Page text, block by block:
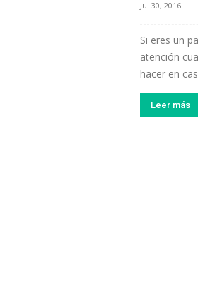
Jul 30, 2016
Si eres un
atención
hacer en
Leer más